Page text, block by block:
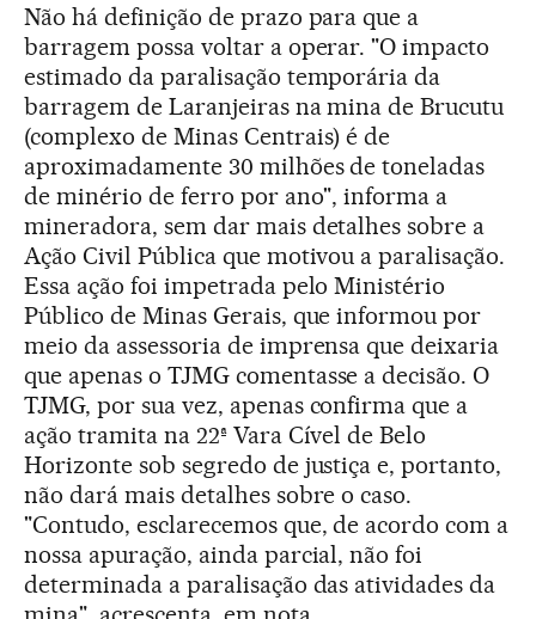
Não há definição de prazo para que a
barragem possa voltar a operar. "O impacto
estimado da paralisação temporária da
barragem de Laranjeiras na mina de Brucutu
(complexo de Minas Centrais) é de
aproximadamente 30 milhões de toneladas
de minério de ferro por ano", informa a
mineradora, sem dar mais detalhes sobre a
Ação Civil Pública que motivou a paralisação.
Essa ação foi impetrada pelo Ministério
Público de Minas Gerais, que informou por
meio da assessoria de imprensa que deixaria
que apenas o TJMG comentasse a decisão. O
TJMG, por sua vez, apenas confirma que a
ação tramita na 22ª Vara Cível de Belo
Horizonte sob segredo de justiça e, portanto,
não dará mais detalhes sobre o caso.
"Contudo, esclarecemos que, de acordo com a
nossa apuração, ainda parcial, não foi
determinada a paralisação das atividades da